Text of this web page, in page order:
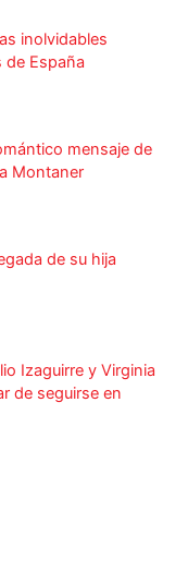
inolvidables
de España
mensaje de
Montaner
de su hija
Izaguirre y Virginia
de seguirse en